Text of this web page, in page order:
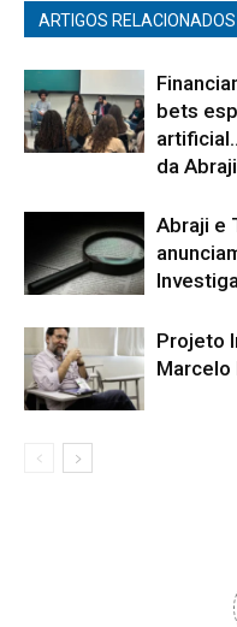
ARTIGOS RELACIONADOS
bets
da Abraji
Abraji e
Projeto
Marcelo